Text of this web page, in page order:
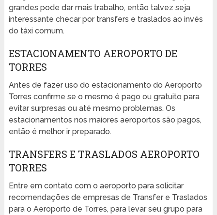
grandes pode dar mais trabalho, então talvez seja
interessante checar por transfers e traslados ao invés
do táxi comum.
ESTACIONAMENTO AEROPORTO DE
TORRES
Antes de fazer uso do estacionamento do Aeroporto
Torres confirme se o mesmo é pago ou gratuito para
evitar surpresas ou até mesmo problemas. Os
estacionamentos nos maiores aeroportos são pagos,
então é melhor ir preparado.
TRANSFERS E TRASLADOS AEROPORTO
TORRES
Entre em contato com o aeroporto para solicitar
recomendações de empresas de Transfer e Traslados
para o Aeroporto de Torres, para levar seu grupo para